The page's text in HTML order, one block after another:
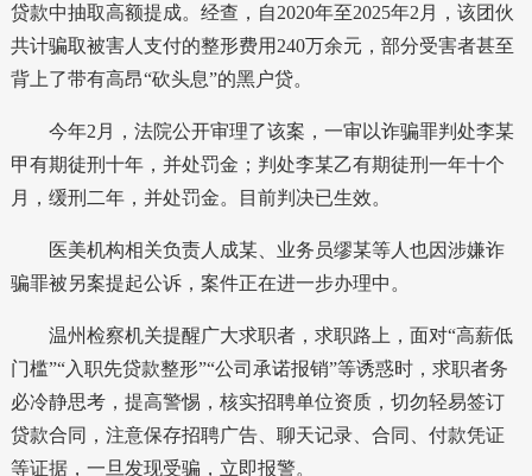
贷款中抽取高额提成。经查，自2020年至2025年2月，该团伙
共计骗取被害人支付的整形费用240万余元，部分受害者甚至
背上了带有高昂“砍头息”的黑户贷。
今年2月，法院公开审理了该案，一审以诈骗罪判处李某
甲有期徒刑十年，并处罚金；判处李某乙有期徒刑一年十个
月，缓刑二年，并处罚金。目前判决已生效。
医美机构相关负责人成某、业务员缪某等人也因涉嫌诈
骗罪被另案提起公诉，案件正在进一步办理中。
温州检察机关提醒广大求职者，求职路上，面对“高薪低
门槛”“入职先贷款整形”“公司承诺报销”等诱惑时，求职者务
必冷静思考，提高警惕，核实招聘单位资质，切勿轻易签订
贷款合同，注意保存招聘广告、聊天记录、合同、付款凭证
等证据，一旦发现受骗，立即报警。